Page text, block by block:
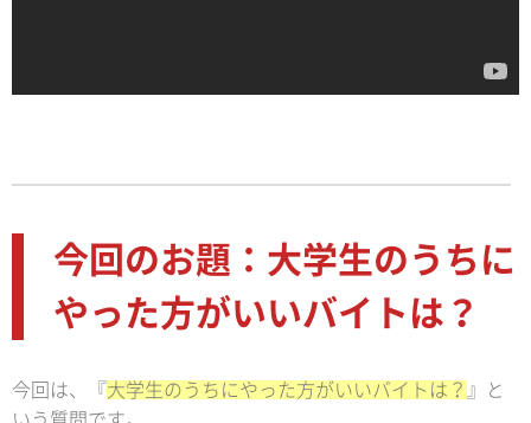
今回のお題：大学生のうちに
やった方がいいバイトは？
今回は、『大学生のうちにやった方がいいバイトは？ 』と